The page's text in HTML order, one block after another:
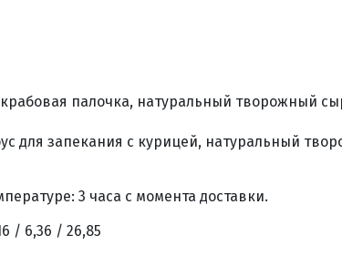
палочка, натуральный творожный
для запекания с курицей, натуральный
3 часа с момента доставки.
/ 6,36 / 26,85